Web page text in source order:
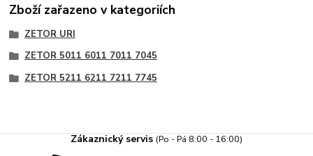
Zboží zařazeno v kategoriích
ZETOR URI
ZETOR 5011 6011 7011 7045
ZETOR 5211 6211 7211 7745
Zákaznický servis (Po - Pá 8:00 - 16:00)